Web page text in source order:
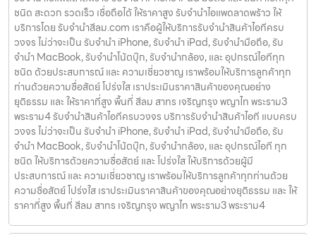
ชนิด สะดวก รวดเร็ว เชื่อถือได้ ให้ราคาสูง รับจำนำไอแพดลาดพร้าว ให้
บริการโดย รับจํานําสีลม.com เราคือผู้ให้บริการรับจำนำสินค้าไอทีครบ
วงจร ไม่ว่าจะเป็น รับจำนำ iPhone, รับจำนำ iPad, รับจำนำมือถือ, รับ
จำนำ MacBook, รับจำนำโน้ตบุ๊ก, รับจำนำกล้อง, และ อุปกรณ์ไอทีทุก
ชนิด ด้วยประสบการณ์ และ ความเชี่ยวชาญ เราพร้อมให้บริการลูกค้าทุก
ท่านด้วยความซื่อสัตย์ โปร่งใส เราประเมินราคาสินค้าของคุณอย่าง
ยุติธรรม และ ให้ราคาที่สูง พื้นที่ สีลม สาทร เจริญกรุง พญาไท พระราม3
พระราม4 รับจำนำสินค้าไอทีครบวงจร บริการรับจำนำสินค้าไอที แบบครบ
วงจร ไม่ว่าจะเป็น รับจำนำ iPhone, รับจำนำ iPad, รับจำนำมือถือ, รับ
จำนำ MacBook, รับจำนำโน้ตบุ๊ก, รับจำนำกล้อง, และ อุปกรณ์ไอที ทุก
ชนิด ให้บริการด้วยความซื่อสัตย์ และ โปร่งใส ให้บริการด้วยผู้มี
ประสบการณ์ และ ความเชี่ยวชาญ เราพร้อมให้บริการลูกค้าทุกท่านด้วย
ความซื่อสัตย์ โปร่งใส เราประเมินราคาสินค้าของคุณอย่างยุติธรรม และ ให้
ราคาที่สูง พื้นที่ สีลม สาทร เจริญกรุง พญาไท พระราม3 พระราม4